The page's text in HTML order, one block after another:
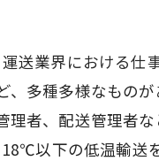
送業界における仕
多種多様なもの
者、配送管理者
以下の低温輸送